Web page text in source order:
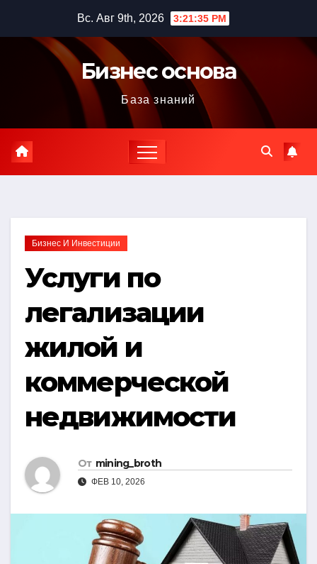
содержимому
Вс. Авг 9th, 2026 3:21:36 PM
Бизнес основа
База знаний
Бизнес И Инвестиции
Услуги по
легализации
жилой и
коммерческой
недвижимости
От mining_broth
ФЕВ 10, 2026